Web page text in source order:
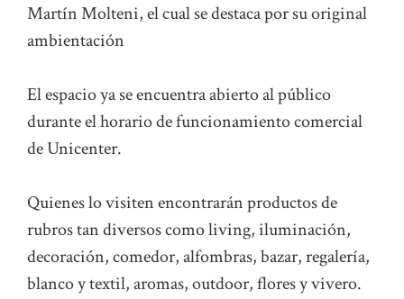
Martín Molteni, el cual se destaca por su original
ambientación
El espacio ya se encuentra abierto al público
durante el horario de funcionamiento comercial
de Unicenter.
Quienes lo visiten encontrarán productos de
rubros tan diversos como living, iluminación,
decoración, comedor, alfombras, bazar, regalería,
blanco y textil, aromas, outdoor, flores y vivero.